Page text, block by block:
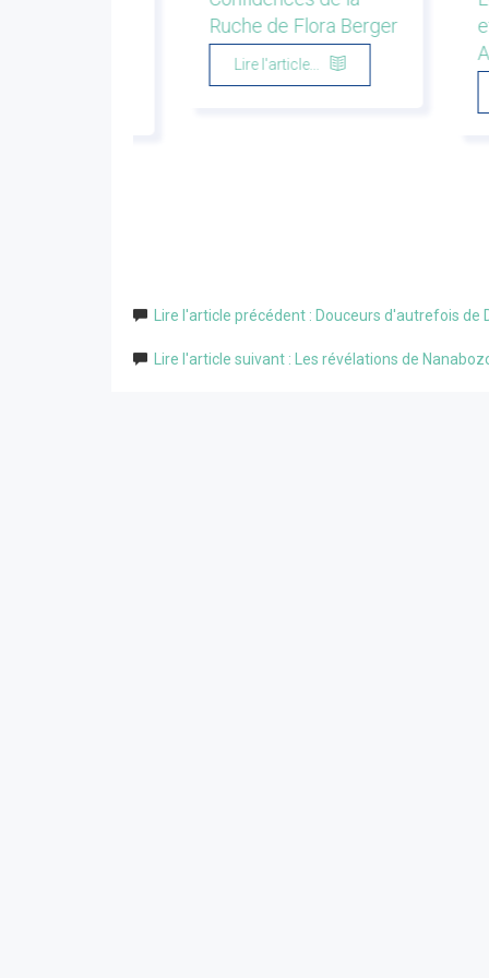
Ruche de Flora Berger
Lire l'article...
Lire l'article précédent : Douceurs d'autrefois de
Lire l'article suivant : Les révélations de